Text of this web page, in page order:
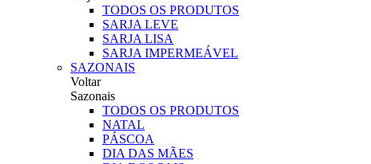
TODOS OS PRODUTOS
SARJA LEVE
SARJA LISA
SARJA IMPERMEÁVEL
SAZONAIS
Voltar
Sazonais
TODOS OS PRODUTOS
NATAL
PÁSCOA
DIA DAS MÃES